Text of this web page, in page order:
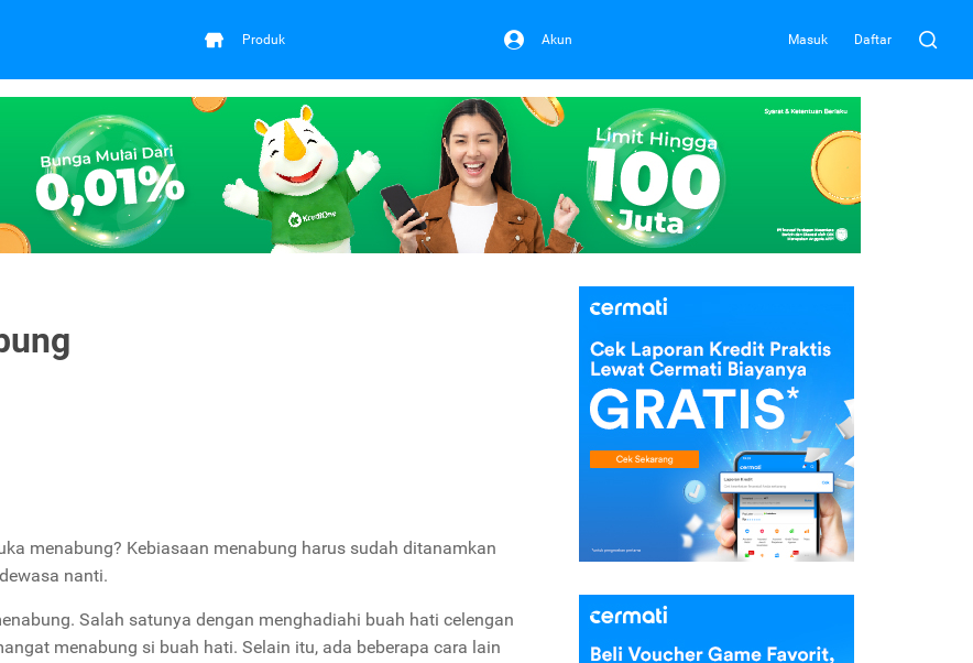
Produk Akun Masuk Daftar
menabung? Kebiasaan menabung harus sudah ditanamkan
nanti.
Salah satunya dengan menghadiahi buah hati celengan
menabung si buah hati. Selain itu, ada beberapa cara lain